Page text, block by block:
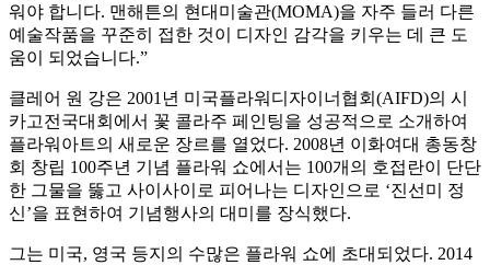
워야 합니다. 맨해튼의 현대미술관(MOMA)을 자주 들러 다른
예술작품을 꾸준히 접한 것이 디자인 감각을 키우는 데 큰 도
움이 되었습니다.”
클레어 원 강은 2001년 미국플라워디자이너협회(AIFD)의 시
카고전국대회에서 꽃 콜라주 페인팅을 성공적으로 소개하여
플라워아트의 새로운 장르를 열었다. 2008년 이화여대 총동창
회 창립 100주년 기념 플라워 쇼에서는 100개의 호접란이 단단
한 그물을 뚫고 사이사이로 피어나는 디자인으로 ‘진선미 정
신’을 표현하여 기념행사의 대미를 장식했다.
그는 미국, 영국 등지의 수많은 플라워 쇼에 초대되었다. 2014